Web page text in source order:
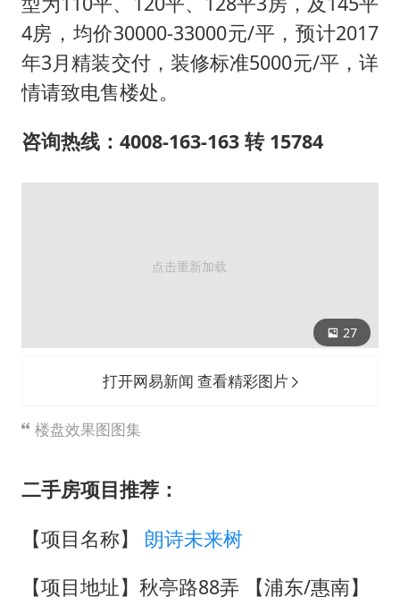
4房，均价30000-33000元/平，预计2017
年3月精装交付，装修标准5000元/平，详
情请致电售楼处。
咨询热线：4008-163-163 转 15784
27
打开网易新闻 查看精彩图片
楼盘效果图图集
二手房项目推荐：
【项目名称】
朗诗未来树
【项目地址】秋亭路88弄 【浦东/惠南】